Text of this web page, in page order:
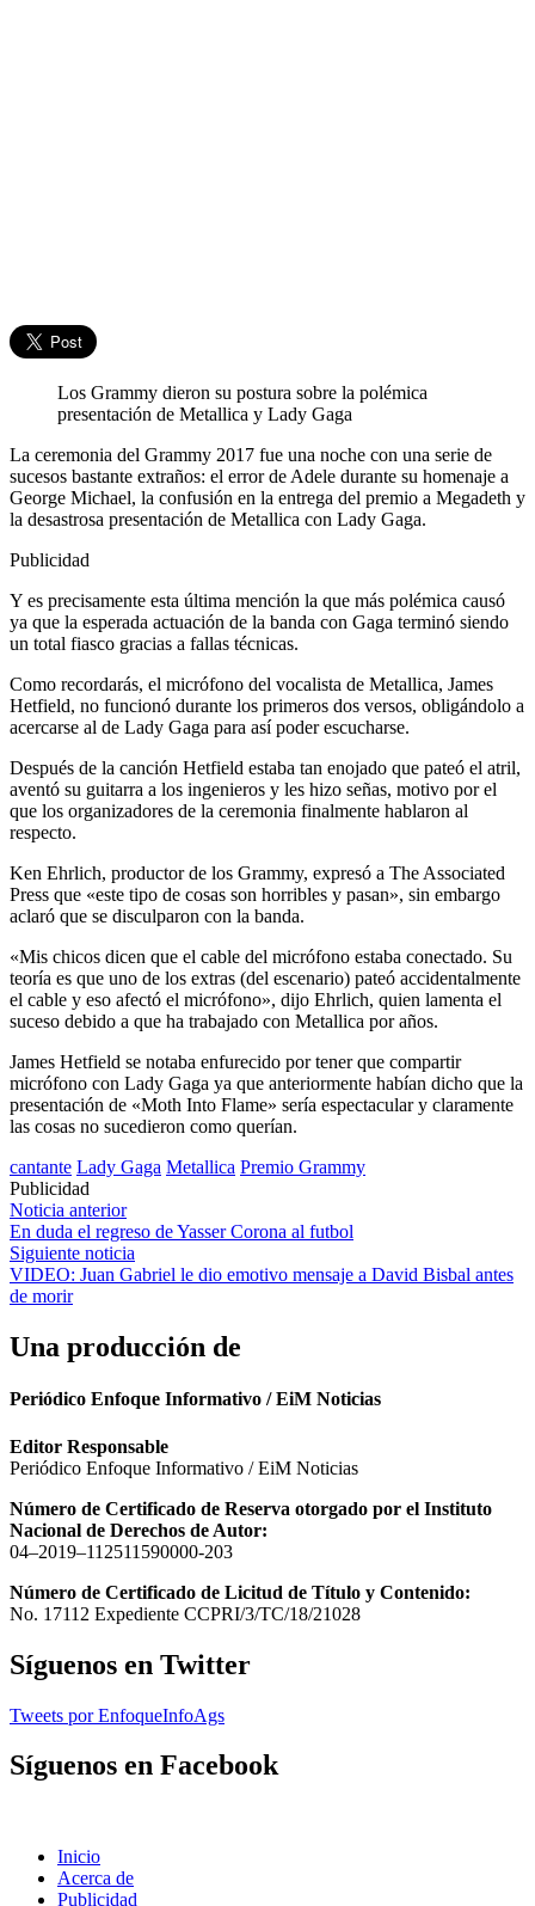
Los Grammy dieron su postura sobre la polémica
presentación de Metallica y Lady Gaga
La ceremonia del Grammy 2017 fue una noche con una serie de
sucesos bastante extraños: el error de Adele durante su homenaje a
George Michael, la confusión en la entrega del premio a Megadeth y
la desastrosa presentación de Metallica con Lady Gaga.
Publicidad
Y es precisamente esta última mención la que más polémica causó
ya que la esperada actuación de la banda con Gaga terminó siendo
un total fiasco gracias a fallas técnicas.
Como recordarás, el micrófono del vocalista de Metallica, James
Hetfield, no funcionó durante los primeros dos versos, obligándolo a
acercarse al de Lady Gaga para así poder escucharse.
Después de la canción Hetfield estaba tan enojado que pateó el atril,
aventó su guitarra a los ingenieros y les hizo señas, motivo por el
que los organizadores de la ceremonia finalmente hablaron al
respecto.
Ken Ehrlich, productor de los Grammy, expresó a The Associated
Press que «este tipo de cosas son horribles y pasan», sin embargo
aclaró que se disculparon con la banda.
«Mis chicos dicen que el cable del micrófono estaba conectado. Su
teoría es que uno de los extras (del escenario) pateó accidentalmente
el cable y eso afectó el micrófono», dijo Ehrlich, quien lamenta el
suceso debido a que ha trabajado con Metallica por años.
James Hetfield se notaba enfurecido por tener que compartir
micrófono con Lady Gaga ya que anteriormente habían dicho que la
presentación de «Moth Into Flame» sería espectacular y claramente
las cosas no sucedieron como querían.
cantante Lady Gaga Metallica Premio Grammy
Publicidad
Navegación
de
entradas
Noticia anterior
En duda el regreso de Yasser Corona al futbol
Siguiente noticia
VIDEO: Juan Gabriel le dio emotivo mensaje a David Bisbal antes
de morir
Una producción de
Periódico Enfoque Informativo / EiM Noticias
Editor Responsable
Periódico Enfoque Informativo / EiM Noticias
Número de Certificado de Reserva otorgado por el Instituto
Nacional de Derechos de Autor:
04–2019–112511590000-203
Número de Certificado de Licitud de Título y Contenido:
No. 17112 Expediente CCPRI/3/TC/18/21028
Síguenos en Twitter
Tweets por EnfoqueInfoAgs
Síguenos en Facebook
Inicio
Acerca de
Publicidad